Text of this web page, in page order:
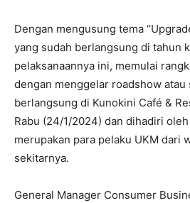
Dengan mengusung tema
yang sudah berlangsung di tahun
pelaksanaannya ini, memulai
dengan menggelar roadshow atau
berlangsung di Kunokini Café &
Rabu (24/1/2024) dan dihadiri
merupakan para pelaku UKM dari
sekitarnya.
General Manager Consumer